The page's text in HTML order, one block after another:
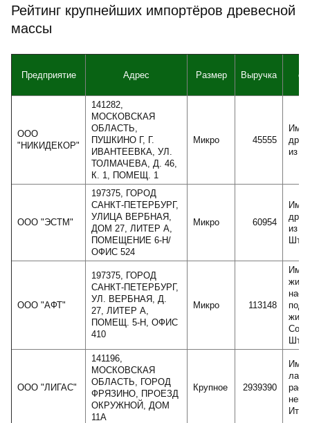
Рейтинг крупнейших импортёров древесной
массы
Предприятие Адрес Размер Выручка
ООО
"НИКИДЕКОР"
141282,
МОСКОВСКАЯ
ОБЛАСТЬ,
ПУШКИНО Г, Г.
ИВАНТЕЕВКА, УЛ.
ТОЛМАЧЕВА, Д. 46,
К. 1, ПОМЕЩ. 1
Микро 45555
из
ООО "ЭСТМ"
197375, ГОРОД
САНКТ-ПЕТЕРБУРГ,
УЛИЦА ВЕРБНАЯ,
ДОМ 27, ЛИТЕР А,
ПОМЕЩЕНИЕ 6-Н/
ОФИС 524
Микро 60954
из
ООО "АФТ"
197375, ГОРОД
САНКТ-ПЕТЕРБУРГ,
УЛ. ВЕРБНАЯ, Д.
27, ЛИТЕР А,
ПОМЕЩ. 5-Н, ОФИС
410
Микро 113148
ООО "ЛИГАС"
141196,
МОСКОВСКАЯ
ОБЛАСТЬ, ГОРОД
ФРЯЗИНО, ПРОЕЗД
ОКРУЖНОЙ, ДОМ
11А
Крупное 2939390